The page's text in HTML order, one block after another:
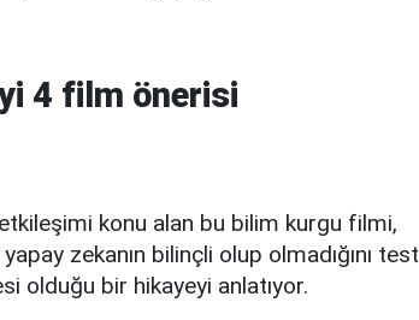
4 film önerisi
konu alan bu bilim kurgu filmi,
zekanın bilinçli olup olmadığını test
olduğu bir hikayeyi anlatıyor.